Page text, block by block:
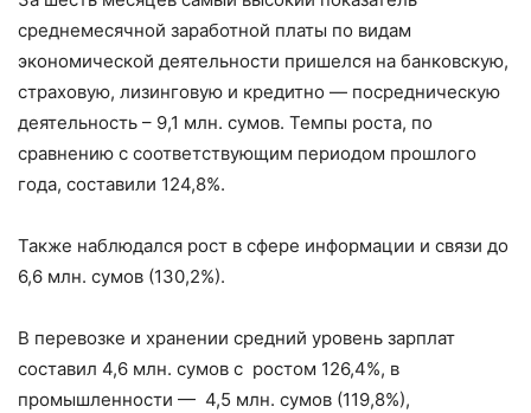
среднемесячной заработной платы по видам
экономической деятельности пришелся на банковскую,
страховую, лизинговую и кредитно — посредническую
деятельность – 9,1 млн. сумов. Темпы роста, по
сравнению с соответствующим периодом прошлого
года, составили 124,8%.
Также наблюдался рост в сфере информации и связи до
6,6 млн. сумов (130,2%).
В перевозке и хранении средний уровень зарплат
составил 4,6 млн. сумов с ростом 126,4%, в
промышленности — 4,5 млн. сумов (119,8%),